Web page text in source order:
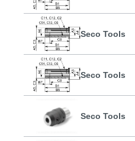
Seco Tools
Seco Tools
Seco Tools